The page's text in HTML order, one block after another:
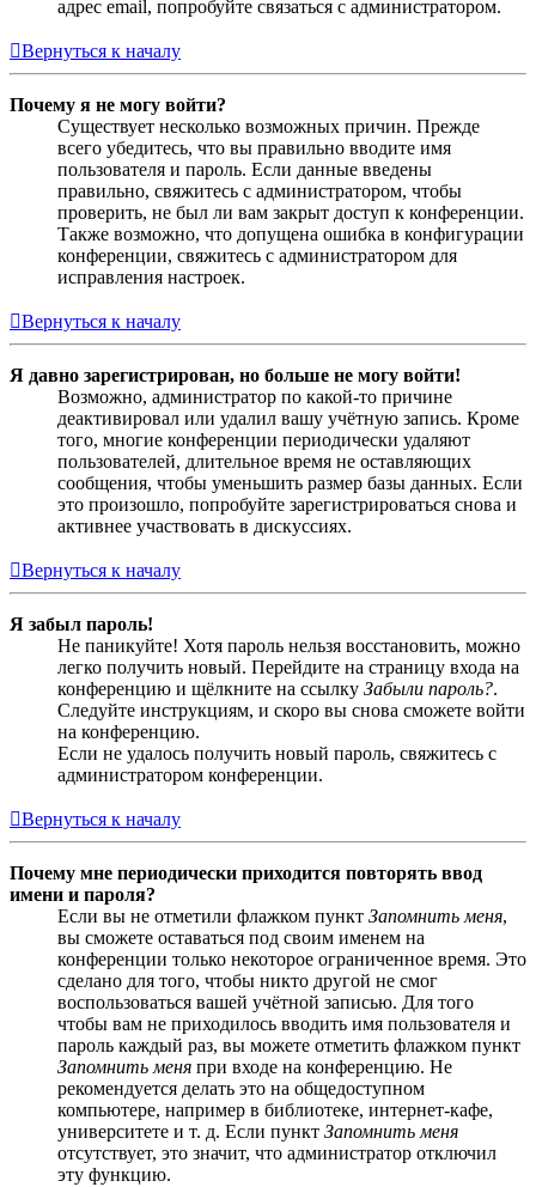
адрес email, попробуйте связаться с администратором.
Вернуться к началу
Почему я не могу войти?
Существует несколько возможных причин. Прежде
всего убедитесь, что вы правильно вводите имя
пользователя и пароль. Если данные введены
правильно, свяжитесь с администратором, чтобы
проверить, не был ли вам закрыт доступ к конференции.
Также возможно, что допущена ошибка в конфигурации
конференции, свяжитесь с администратором для
исправления настроек.
Вернуться к началу
Я давно зарегистрирован, но больше не могу войти!
Возможно, администратор по какой-то причине
деактивировал или удалил вашу учётную запись. Кроме
того, многие конференции периодически удаляют
пользователей, длительное время не оставляющих
сообщения, чтобы уменьшить размер базы данных. Если
это произошло, попробуйте зарегистрироваться снова и
активнее участвовать в дискуссиях.
Вернуться к началу
Я забыл пароль!
Не паникуйте! Хотя пароль нельзя восстановить, можно
легко получить новый. Перейдите на страницу входа на
конференцию и щёлкните на ссылку Забыли пароль?.
Следуйте инструкциям, и скоро вы снова сможете войти
на конференцию.
Если не удалось получить новый пароль, свяжитесь с
администратором конференции.
Вернуться к началу
Почему мне периодически приходится повторять ввод
имени и пароля?
Если вы не отметили флажком пункт Запомнить меня,
вы сможете оставаться под своим именем на
конференции только некоторое ограниченное время. Это
сделано для того, чтобы никто другой не смог
воспользоваться вашей учётной записью. Для того
чтобы вам не приходилось вводить имя пользователя и
пароль каждый раз, вы можете отметить флажком пункт
Запомнить меня при входе на конференцию. Не
рекомендуется делать это на общедоступном
компьютере, например в библиотеке, интернет-кафе,
университете и т. д. Если пункт Запомнить меня
отсутствует, это значит, что администратор отключил
эту функцию.